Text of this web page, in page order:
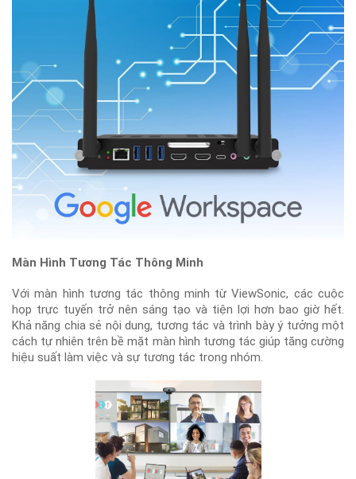
Màn Hình Tương Tác Thông Minh
Với màn hình tương tác thông minh từ ViewSonic, các cuộc
họp trực tuyến trở nên sáng tạo và tiện lợi hơn bao giờ hết.
Khả năng chia sẻ nội dung, tương tác và trình bày ý tưởng một
cách tự nhiên trên bề mặt màn hình tương tác giúp tăng cường
hiệu suất làm việc và sự tương tác trong nhóm.